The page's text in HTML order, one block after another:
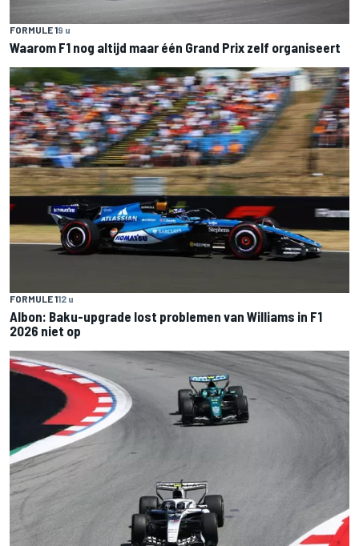
FORMULE 19 u
Waarom F1 nog altijd maar één Grand Prix zelf organiseert
FORMULE 112 u
Albon: Baku-upgrade lost problemen van Williams in F1
2026 niet op